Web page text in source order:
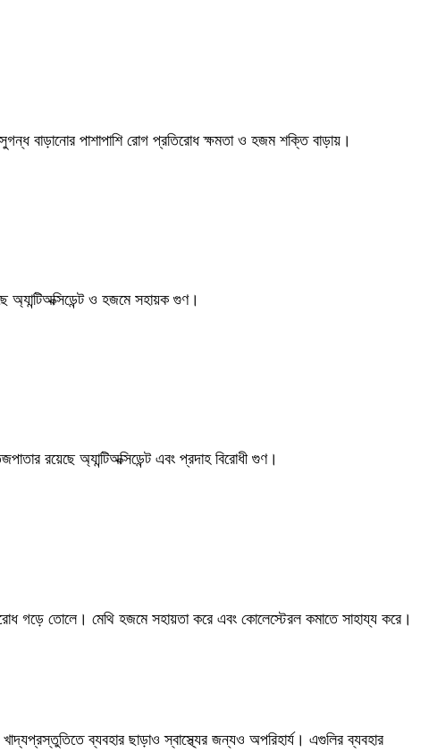
বাড়ানোর পাশাপাশি রোগ প্রতিরোধ ক্ষমতা ও হজম শক্তি বাড়ায়।
অ্যান্টিঅক্সিডেন্ট ও হজমে সহায়ক গুণ।
রয়েছে অ্যান্টিঅক্সিডেন্ট এবং প্রদাহ বিরোধী গুণ।
গড়ে তোলে। মেথি হজমে সহায়তা করে এবং কোলেস্টেরল কমাতে সাহায্য করে।
ব্যবহার ছাড়াও স্বাস্থ্যের জন্যও অপরিহার্য। এগুলির ব্যবহার